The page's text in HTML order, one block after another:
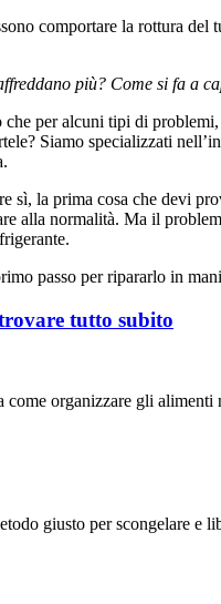
comportare la rottura
più? Come si fa a
per alcuni tipi di
Siamo specializzati
la prima cosa che devi
alla normalità. Ma il
passo per ripararlo in
tutto subito
organizzare gli alimenti
giusto per scongelare e